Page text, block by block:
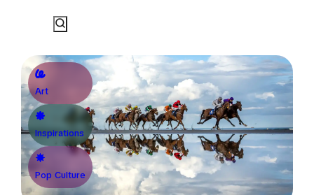
Art
Inspirations
Pop Culture